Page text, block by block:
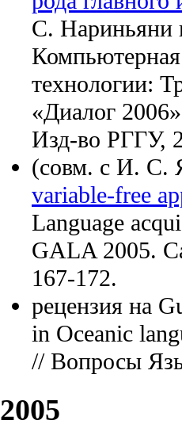
С. Нариньяни
технологии:
«Диалог
Изд-во РГГУ,
(совм. с И. С.
variable-free
Language
GALA 2005.
167-172.
рецензия на
in Oceanic
// Вопросы
2005